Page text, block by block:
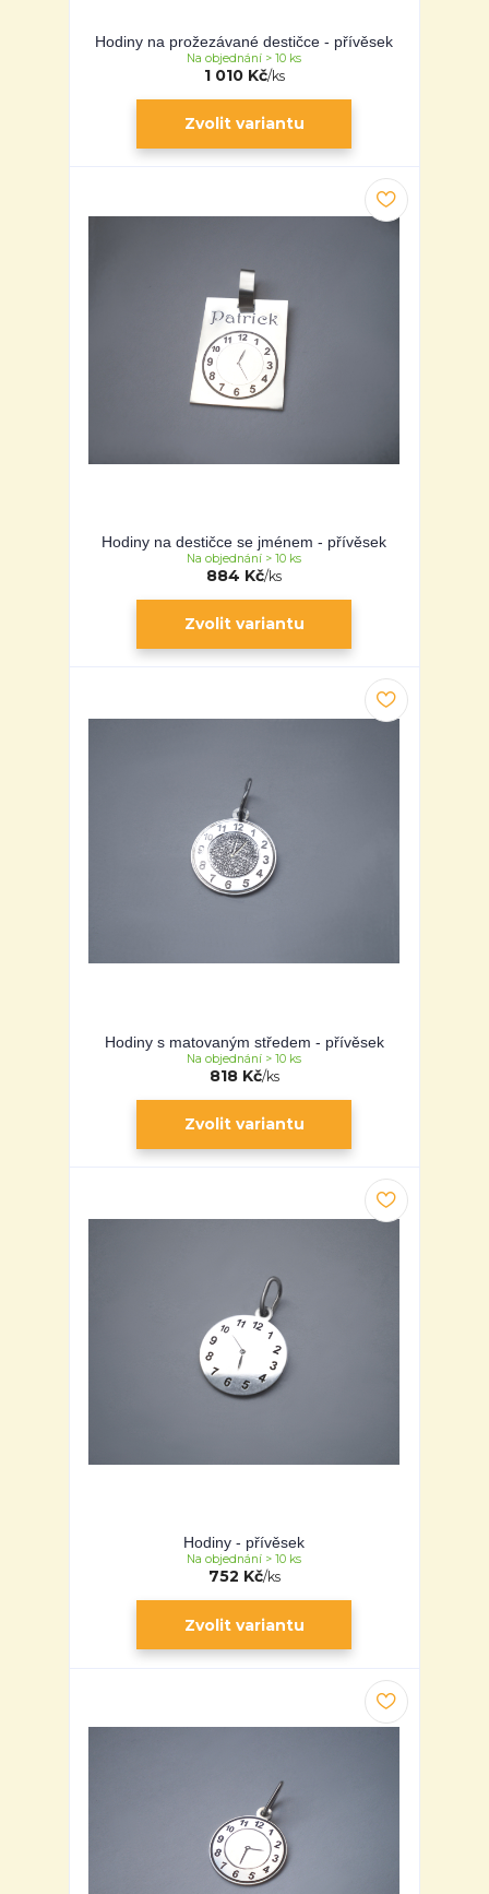
Hodiny na prožezávané destičce - přívěsek
1 010 Kč/ks
Na objednání > 10 ks
Zvolit variantu
Hodiny na destičce se jménem - přívěsek
884 Kč/ks
Na objednání > 10 ks
Zvolit variantu
Hodiny s matovaným středem - přívěsek
818 Kč/ks
Na objednání > 10 ks
Zvolit variantu
Hodiny - přívěsek
752 Kč/ks
Na objednání > 10 ks
Zvolit variantu